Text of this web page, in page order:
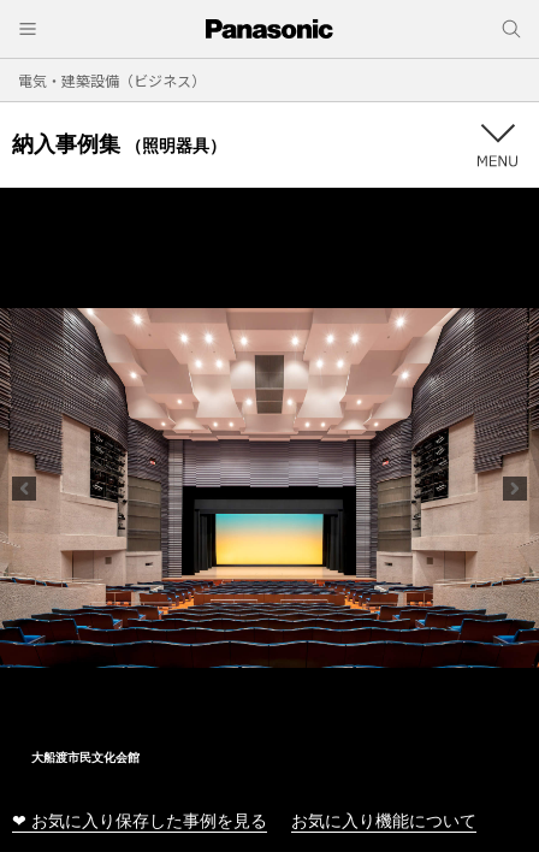
電気・建築設備（ビジネス）
納入事例集 （照明器具）
大船渡市民文化会館
❤ お気に入り保存した事例を見る お気に入り機能について